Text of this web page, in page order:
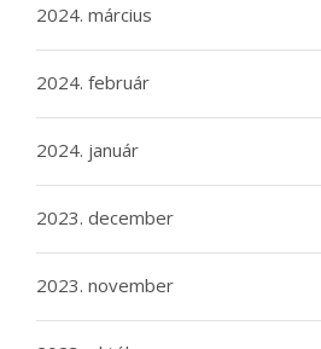
2024. március
2024. február
2024. január
2023. december
2023. november